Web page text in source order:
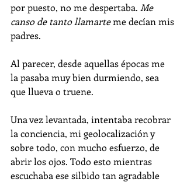
por puesto, no me despertaba. Me
canso de tanto llamarte me decían mis
padres.
Al parecer, desde aquellas épocas me
la pasaba muy bien durmiendo, sea
que llueva o truene.
Una vez levantada, intentaba recobrar
la conciencia, mi geolocalización y
sobre todo, con mucho esfuerzo, de
abrir los ojos. Todo esto mientras
escuchaba ese silbido tan agradable